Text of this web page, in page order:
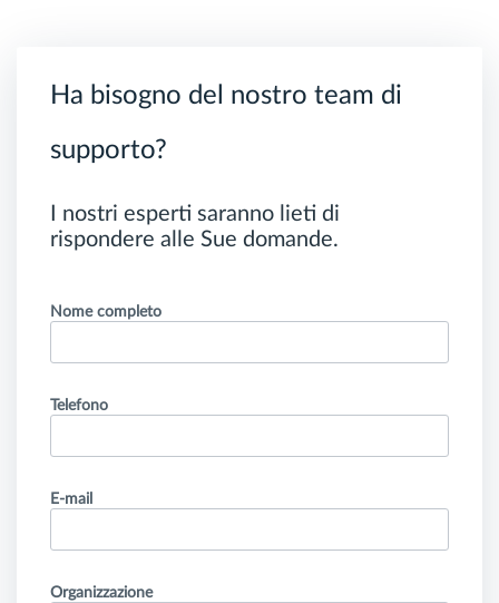
Ha bisogno del nostro team di
supporto?
I nostri esperti saranno lieti di
rispondere alle Sue domande.
Nome completo
Telefono
E-mail
Organizzazione